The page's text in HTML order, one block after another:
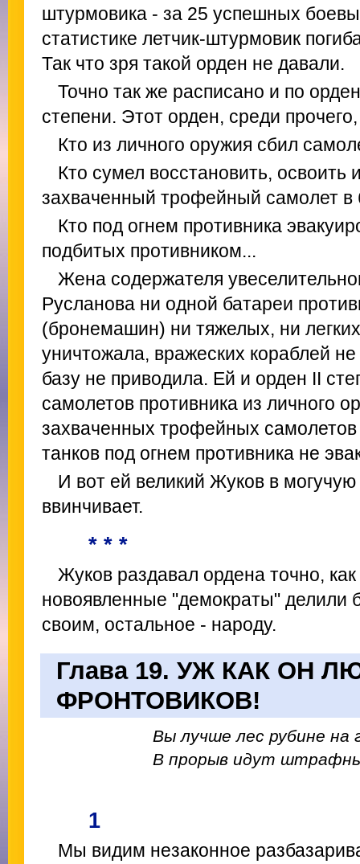
штурмовика - за 25 успешных
статистике летчик-штурмовик
Так что зря такой орден не давали.
Точно так же расписано и по
степени. Этот орден, среди
Кто из личного оружия сбил
Кто сумел восстановить, освоить
захваченный трофейный самолет в
Кто под огнем противника
подбитых противником...
Жена содержателя
Русланова ни одной батареи
(бронемашин) ни тяжелых, ни
уничтожала, вражеских кораблей
базу не приводила. Ей и орден II
самолетов противника из личного
захваченных трофейных
танков под огнем противника не
И вот ей великий Жуков в могучую
ввинчивает.
* * *
Жуков раздавал ордена точно,
новоявленные "демократы" делили
своим, остальное - народу.
Глава 19. УЖ КАК ОН
ФРОНТОВИКОВ!
Вы лучше лес рубине на
В прорыв идут
1
Мы видим незаконное